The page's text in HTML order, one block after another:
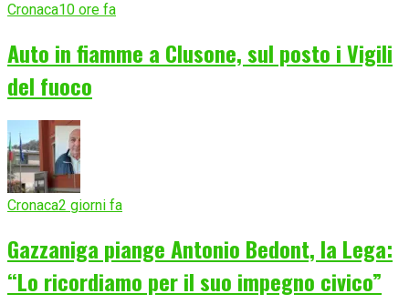
Cronaca10 ore fa
Auto in fiamme a Clusone, sul posto i Vigili
del fuoco
Cronaca2 giorni fa
Gazzaniga piange Antonio Bedont, la Lega:
“Lo ricordiamo per il suo impegno civico”